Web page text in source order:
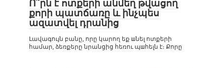
Ո՞րն է ոտքերի անմեղ թվացող
քորի պատճառը և ինչպես
ազատվել դրանից
Լավագույն բանը, որը կարող եք шնել ոտքերի
համար, ձեռքերը նրանցից հեռու պшհելն է։ Քորը